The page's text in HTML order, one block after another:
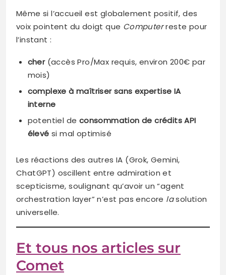
Même si l’accueil est globalement positif, des
voix pointent du doigt que Computerreste pour
l’instant :
cher(accès Pro/Max requis, environ 200€ par
mois)
complexe à maîtriser sans expertise IA
interne
potentiel de consommation de crédits API
élevé si mal optimisé
Les réactions des autres IA (Grok, Gemini,
ChatGPT) oscillent entre admiration et
scepticisme, soulignant qu’avoir un “agent
orchestration layer” n’est pas encore lasolution
universelle.
Et tous nos articles sur
Comet